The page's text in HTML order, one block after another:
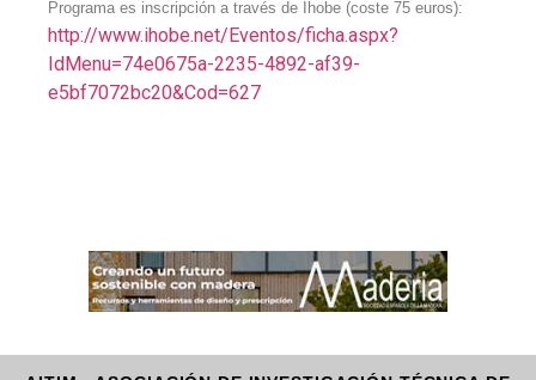
Programa es inscripción a través de Ihobe (coste 75 euros):
http://www.ihobe.net/Eventos/ficha.aspx?
IdMenu=74e0675a-2235-4892-af39-
e5bf7072bc20&Cod=627